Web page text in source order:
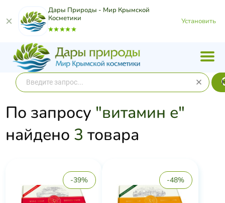
Дары Природы - Мир Крымской
Косметики
Установить
По запросу "витамин е"
найдено 3 товара
-39% -48%